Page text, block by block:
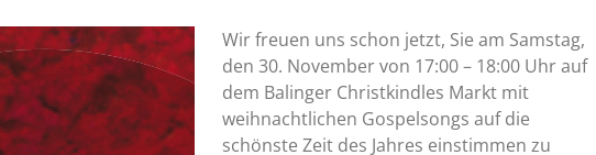
Wir freuen uns schon jetzt, Sie am Samstag,
den 30. November von 17:00 – 18:00 Uhr auf
dem Balinger Christkindles Markt mit
weihnachtlichen Gospelsongs auf die
schönste Zeit des Jahres einstimmen zu